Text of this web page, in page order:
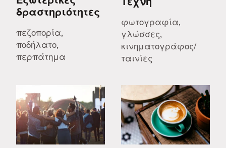
δραστηριότητες
πεζοπορία,
ποδήλατο,
περπάτημα
φωτογραφία,
γλώσσες,
κινηματογράφος/
ταινίες